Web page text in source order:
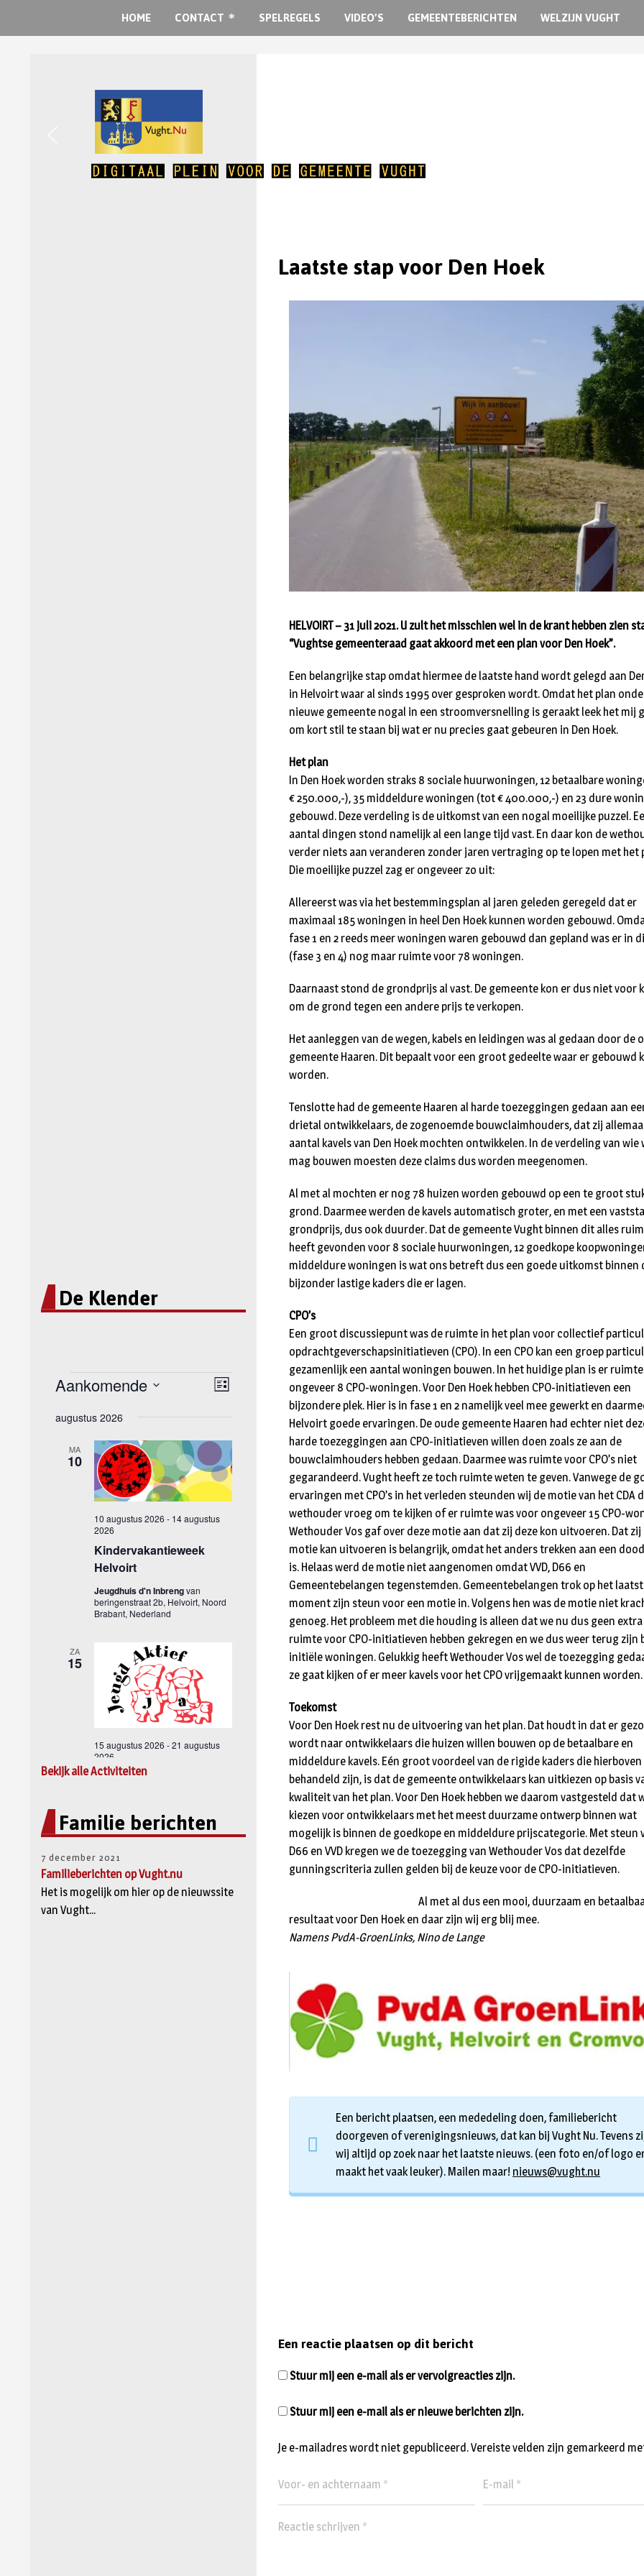
HOME CONTACT SPELREGELS VIDEO’S GEMEENTEBERICHTEN WELZIJN VUGHT
De Klender
Bekijk alle Activiteiten
Familie berichten
7 december 2021
Familieberichten op Vught.nu
Het is mogelijk om hier op de nieuwssite
van Vught...
Laatste stap voor Den Hoek
HELVOIRT – 31 juli 2021. U zult het misschien wel in de krant hebben zien
“Vughtse gemeenteraad gaat akkoord met een plan voor Den Hoek”.
Een belangrijke stap omdat hiermee de laatste hand wordt gelegd aan
in Helvoirt waar al sinds 1995 over gesproken wordt. Omdat het plan
nieuwe gemeente nogal in een stroomversnelling is geraakt leek het mij
om kort stil te staan bij wat er nu precies gaat gebeuren in Den Hoek.
Het plan
In Den Hoek worden straks 8 sociale huurwoningen, 12 betaalbare
€ 250.000,-), 35 middeldure woningen (tot € 400.000,-) en 23 dure
gebouwd. Deze verdeling is de uitkomst van een nogal moeilijke puzzel.
aantal dingen stond namelijk al een lange tijd vast. En daar kon de
verder niets aan veranderen zonder jaren vertraging op te lopen met het
Die moeilijke puzzel zag er ongeveer zo uit:
Allereerst was via het bestemmingsplan al jaren geleden geregeld dat er
maximaal 185 woningen in heel Den Hoek kunnen worden gebouwd.
fase 1 en 2 reeds meer woningen waren gebouwd dan gepland was er in
(fase 3 en 4) nog maar ruimte voor 78 woningen.
Daarnaast stond de grondprijs al vast. De gemeente kon er dus niet voor
om de grond tegen een andere prijs te verkopen.
Het aanleggen van de wegen, kabels en leidingen was al gedaan door de
gemeente Haaren. Dit bepaalt voor een groot gedeelte waar er gebouwd
worden.
Tenslotte had de gemeente Haaren al harde toezeggingen gedaan aan
drietal ontwikkelaars, de zogenoemde bouwclaimhouders, dat zij
aantal kavels van Den Hoek mochten ontwikkelen. In de verdeling van wie
mag bouwen moesten deze claims dus worden meegenomen.
Al met al mochten er nog 78 huizen worden gebouwd op een te groot
grond. Daarmee werden de kavels automatisch groter, en met een
grondprijs, dus ook duurder. Dat de gemeente Vught binnen dit alles
heeft gevonden voor 8 sociale huurwoningen, 12 goedkope
middeldure woningen is wat ons betreft dus een goede uitkomst binnen
bijzonder lastige kaders die er lagen.
CPO’s
Een groot discussiepunt was de ruimte in het plan voor collectief
opdrachtgeverschapsinitiatieven (CPO). In een CPO kan een groep
gezamenlijk een aantal woningen bouwen. In het huidige plan is er
ongeveer 8 CPO-woningen. Voor Den Hoek hebben CPO-initiatieven een
bijzondere plek. Hier is in fase 1 en 2 namelijk veel mee gewerkt en
Helvoirt goede ervaringen. De oude gemeente Haaren had echter niet
harde toezeggingen aan CPO-initiatieven willen doen zoals ze aan de
bouwclaimhouders hebben gedaan. Daarmee was ruimte voor CPO’s niet
gegarandeerd. Vught heeft ze toch ruimte weten te geven. Vanwege de
ervaringen met CPO’s in het verleden steunden wij de motie van het CDA
wethouder vroeg om te kijken of er ruimte was voor ongeveer 15 CPO-
Wethouder Vos gaf over deze motie aan dat zij deze kon uitvoeren. Dat zij
motie kan uitvoeren is belangrijk, omdat het anders trekken aan een
is. Helaas werd de motie niet aangenomen omdat VVD, D66 en
Gemeentebelangen tegenstemden. Gemeentebelangen trok op het
moment zijn steun voor een motie in. Volgens hen was de motie niet
genoeg. Het probleem met die houding is alleen dat we nu dus geen extra
ruimte voor CPO-initiatieven hebben gekregen en we dus weer terug zijn
initiële woningen. Gelukkig heeft Wethouder Vos wel de toezegging
ze gaat kijken of er meer kavels voor het CPO vrijgemaakt kunnen worden.
Toekomst
Voor Den Hoek rest nu de uitvoering van het plan. Dat houdt in dat er
wordt naar ontwikkelaars die huizen willen bouwen op de betaalbare en
middeldure kavels. Eén groot voordeel van de rigide kaders die hierboven
behandeld zijn, is dat de gemeente ontwikkelaars kan uitkiezen op basis
kwaliteit van het plan. Voor Den Hoek hebben we daarom vastgesteld dat
kiezen voor ontwikkelaars met het meest duurzame ontwerp binnen wat
mogelijk is binnen de goedkope en middeldure prijscategorie. Met steun
D66 en VVD kregen we de toezegging van Wethouder Vos dat dezelfde
gunningscriteria zullen gelden bij de keuze voor de CPO-initiatieven.
Al met al dus een mooi, duurzaam en
resultaat voor Den Hoek en daar zijn wij erg blij mee.
Namens PvdA-GroenLinks, Nino de Lange
Een bericht plaatsen, een mededeling doen, familiebericht
doorgeven of verenigingsnieuws, dat kan bij Vught Nu. Tevens
wij altijd op zoek naar het laatste nieuws. (een foto en/of logo
maakt het vaak leuker). Mailen maar! nieuws@vught.nu
Een reactie plaatsen op dit bericht
Je e-mailadres wordt niet gepubliceerd.Vereiste velden zijn gemarkeerd
Stuur mij een e-mail als er vervolgreacties zijn.
Stuur mij een e-mail als er nieuwe berichten zijn.